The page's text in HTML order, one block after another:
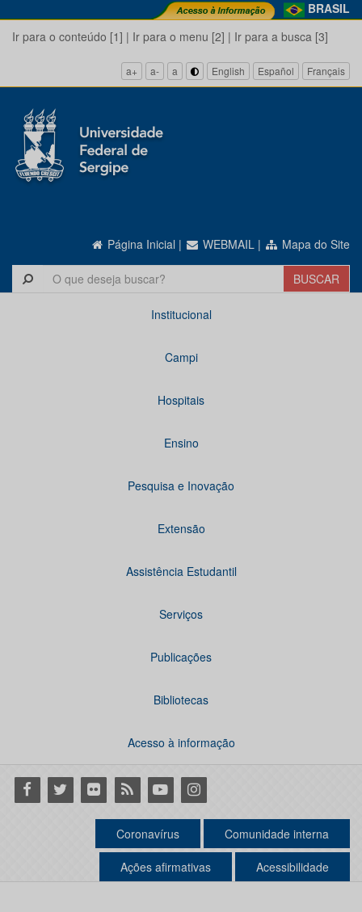
BRASIL
Ir para o conteúdo [1] | Ir para o menu [2] | Ir para a busca [3]
a+ a- a English Español Français
Página Inicial | WEBMAIL | Mapa do Site
Institucional
Campi
Hospitais
Ensino
Pesquisa e Inovação
Extensão
Assistência Estudantil
Serviços
Publicações
Bibliotecas
Acesso à informação
Facebook
Twitter Flickr RSS YoutubeInstagram
Coronavírus Comunidade interna
Ações afirmativas Acessibilidade